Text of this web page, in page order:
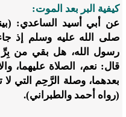
كيفية البر بعد الموت:
عن أبي أسيد الساعدي:
صلى الله عليه وسلم إذ
رسول الله، هل بقي من بِرِّ
قال: نعم، الصلاة عليهما،
بعدهما، وصلة الرَّحِم التي
(رواه أحمد والطبراني).